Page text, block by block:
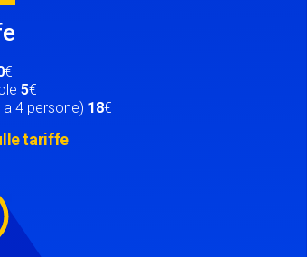
€
5€
4 persone) 18€
tariffe